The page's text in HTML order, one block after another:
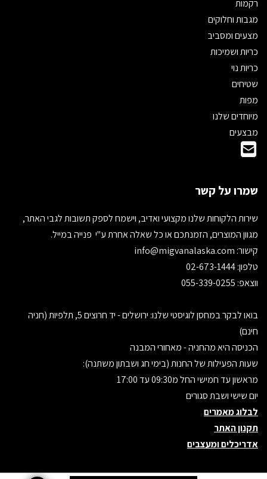
רקמות
מגבות וחלוקים
מצעים ומסביב
כריות ושמיכות
כריות נוי
שטיחים
מפות
מיוחדים שלנו
מבצעים
שמרו על קשר
שירות הלקוחות שלנו מקצועי ואדיב, וישמח לספק תשובות לגבי האתר,
מגוון המוצרים, הזמנתכם או כל שאלה אחרת ע"י פנייה במייל.
קישור:
טלפון: 02-673-1444
ווצאפ: 055-339-0255
בואו לבקר במחסן לוגיסטי שלנו: ירושלים - יד חרוצים 5, תלפיות (חניה
חינם)
הכניסה היא מהחניה - מאחורי המבנה
שעות הפעילות של החנות (בימי חג ושבתון משתנה):
מראשון עד חמישי החל מ09:30 עד 17:00
יום שישי ושבת סגורים
לבלוג מאמרים
תקנון האתר
אדריכלים ומעצבים